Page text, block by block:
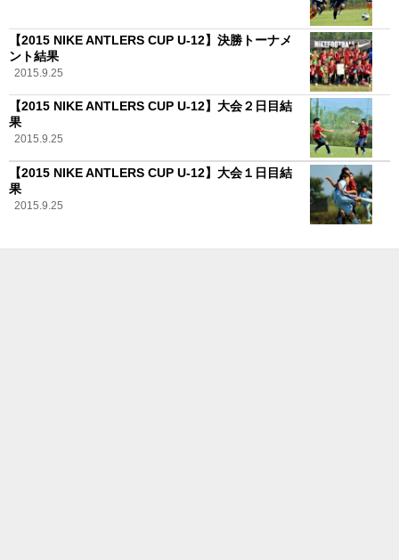
【2015 NIKE ANTLERS CUP U-12】決勝トーナメ
ント結果
2015.9.25
【2015 NIKE ANTLERS CUP U-12】大会２日目結
果
2015.9.25
【2015 NIKE ANTLERS CUP U-12】大会１日目結
果
2015.9.25